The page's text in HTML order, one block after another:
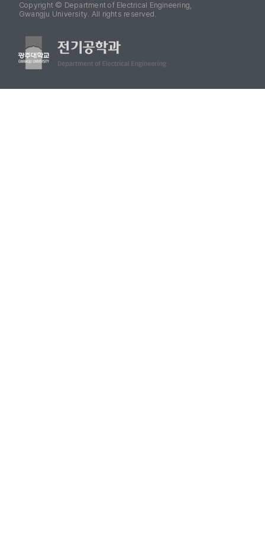
Copyright © Department of Electrical Engineering,
Gwangju University. All rights reserved.